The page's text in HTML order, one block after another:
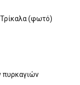
Τρίκαλα (φωτό)
πυρκαγιών